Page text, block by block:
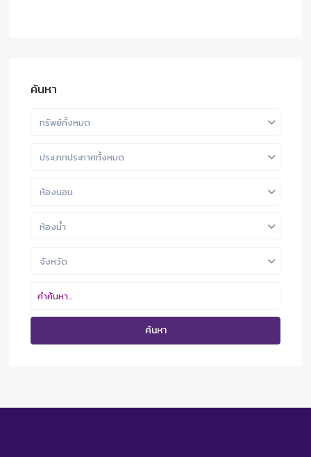
ค้นหา
ทรัพย์ทั้งหมด
ประเภทประกาศทั้งหมด
ห้องนอน
ห้องน้ำ
จังหวัด
ค้นหา